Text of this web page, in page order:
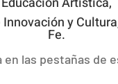
y
Fe.
las pestañas de